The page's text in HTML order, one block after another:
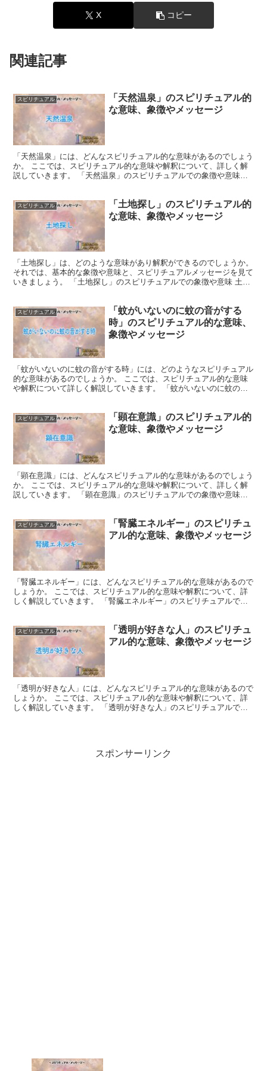
X コピー
関連記事
スピリチュアル
「天然温泉」のスピリチュアル的
な意味、象徴やメッセージ
「天然温泉」には、どんなスピリチュアル的な意味があるのでしょう
か。 ここでは、スピリチュアル的な意味や解釈について、詳しく解
説していきます。 「天然温泉」のスピリチュアルでの象徴や意味
スピリチュアル
「土地探し」のスピリチュアル的
な意味、象徴やメッセージ
「土地探し」は、どのような意味があり解釈ができるのでしょうか。
それでは、基本的な象徴や意味と、スピリチュアルメッセージを見て
いきましょう。 「土地探し」のスピリチュアルでの象徴や意味 土地
スピリチュアル
「蚊がいないのに蚊の音がする
時」のスピリチュアル的な意味、
象徴やメッセージ
「蚊がいないのに蚊の音がする時」には、どのようなスピリチュアル
的な意味があるのでしょうか。 ここでは、スピリチュアル的な意味
や解釈について詳しく解説していきます。 「蚊がいないのに蚊の音
スピリチュアル
「顕在意識」のスピリチュアル的
な意味、象徴やメッセージ
「顕在意識」には、どんなスピリチュアル的な意味があるのでしょう
か。 ここでは、スピリチュアル的な意味や解釈について、詳しく解
説していきます。 「顕在意識」のスピリチュアルでの象徴や意味
スピリチュアル
「腎臓エネルギー」のスピリチュ
アル的な意味、象徴やメッセージ
「腎臓エネルギー」には、どんなスピリチュアル的な意味があるので
しょうか。 ここでは、スピリチュアル的な意味や解釈について、詳
しく解説していきます。 「腎臓エネルギー」のスピリチュアルでの
スピリチュアル
「透明が好きな人」のスピリチュ
アル的な意味、象徴やメッセージ
「透明が好きな人」には、どんなスピリチュアル的な意味があるので
しょうか。 ここでは、スピリチュアル的な意味や解釈について、詳
しく解説していきます。 「透明が好きな人」のスピリチュアルでの
スポンサーリンク